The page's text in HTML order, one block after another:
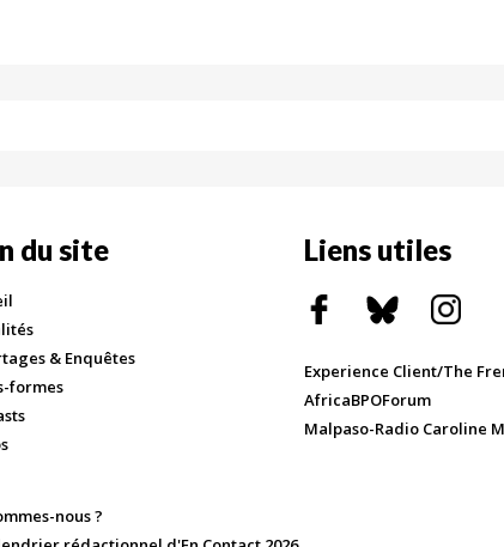
du site
& Enquêtes
formes
nous ?
Liens utiles
Experience Client/The
AfricaBPOForum
Malpaso-Radio Caroline